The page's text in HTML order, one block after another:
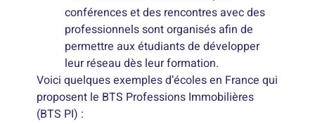
conférences et des rencontres avec des
professionnels sont organisés afin de
permettre aux étudiants de développer
leur réseau dès leur formation.
Voici quelques exemples d’écoles en France qui
proposent le BTS Professions Immobilières
(BTS PI) :